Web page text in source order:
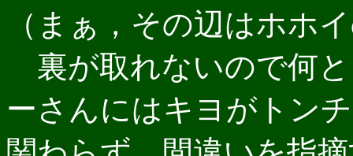
（まぁ，その辺はホホ
裏が取れないので何
ーさんにはキヨがトン